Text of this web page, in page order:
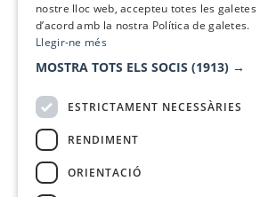
nostre lloc web, accepteu totes les galetes
d’acord amb la nostra Política de galetes.
Llegir-ne més
MOSTRA TOTS ELS SOCIS (1913) →
ESTRICTAMENT NECESSÀRIES
RENDIMENT
ORIENTACIÓ